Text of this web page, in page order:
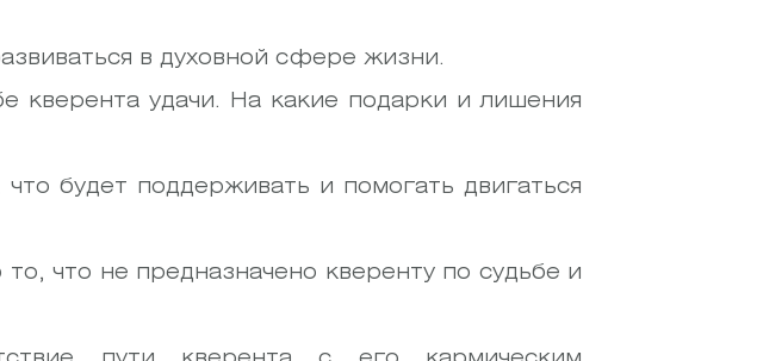
в духовной сфере жизни.
кверента удачи. На какие подарки и лишения
будет поддерживать и помогать двигаться
что не предназначено кверенту по судьбе и